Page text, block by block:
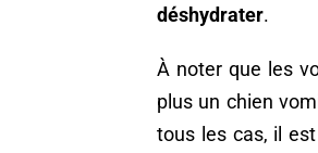
déshydrater.
À noter que les
plus un chien
tous les cas, il